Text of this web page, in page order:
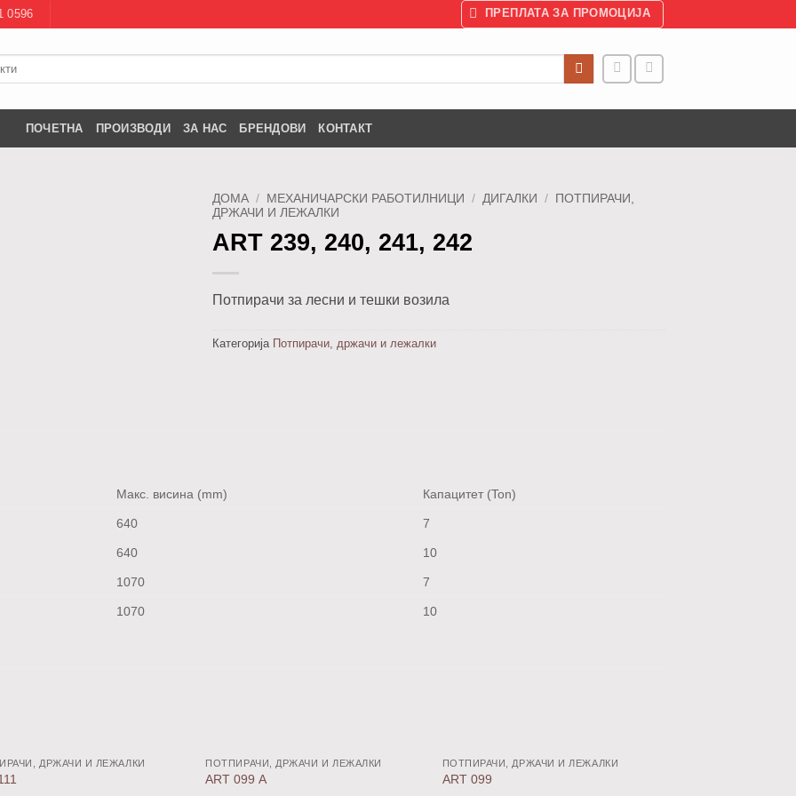
0596 ПРЕПЛАТА ЗА ПРОМОЦИЈА
ПОЧЕТНА ПРОИЗВОДИ ЗА НАС БРЕНДОВИ КОНТАКТ
ДОМА / МЕХАНИЧАРСКИ РАБОТИЛНИЦИ / ДИГАЛКИ /
ПОТПИРАЧИ,
ДРЖАЧИ И ЛЕЖАЛКИ
ART 239, 240, 241, 242
Потпирачи за лесни и тешки возила
Категорија Потпирачи, држачи и лежалки
Макс. висина (mm) Капацитет (Ton)
640 7
640 10
1070 7
1070 10
ДРЖАЧИ И ЛЕЖАЛКИ ПОТПИРАЧИ, ДРЖАЧИ И ЛЕЖАЛКИ
ART 099 А
ПОТПИРАЧИ, ДРЖАЧИ И ЛЕЖАЛКИ
ART 099